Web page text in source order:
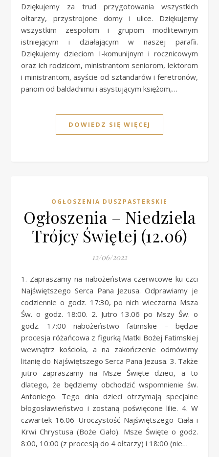
Dziękujemy za trud przygotowania wszystkich
ołtarzy, przystrojone domy i ulice. Dziękujemy
wszystkim zespołom i grupom modlitewnym
istniejącym i działającym w naszej parafii.
Dziękujemy dzieciom I-komunijnym i rocznicowym
oraz ich rodzicom, ministrantom seniorom, lektorom
i ministrantom, asyście od sztandarów i feretronów,
panom od baldachimu i asystującym księżom,…
DOWIEDZ SIĘ WIĘCEJ
OGŁOSZENIA DUSZPASTERSKIE
Ogłoszenia – Niedziela
Trójcy Świętej (12.06)
12/06/2022
1. Zapraszamy na nabożeństwa czerwcowe ku czci
Najświętszego Serca Pana Jezusa. Odprawiamy je
codziennie o godz. 17:30, po nich wieczorna Msza
Św. o godz. 18:00. 2. Jutro 13.06 po Mszy Św. o
godz. 17:00 nabożeństwo fatimskie – będzie
procesja różańcowa z figurką Matki Bożej Fatimskiej
wewnątrz kościoła, a na zakończenie odmówimy
litanię do Najświętszego Serca Pana Jezusa. 3. Także
jutro zapraszamy na Msze Święte dzieci, a to
dlatego, że będziemy obchodzić wspomnienie św.
Antoniego. Tego dnia dzieci otrzymają specjalne
błogosławieństwo i zostaną poświęcone lilie. 4. W
czwartek 16.06 Uroczystość Najświętszego Ciała i
Krwi Chrystusa (Boże Ciało). Msze Święte o godz.
8:00, 10:00 (z procesją do 4 ołtarzy) i 18:00 (nie…